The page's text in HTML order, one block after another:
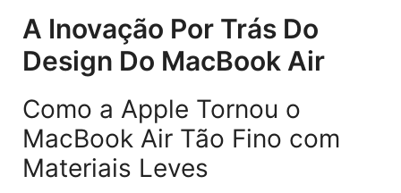
A Inovação Por Trás Do
Design Do MacBook Air
Como a Apple Tornou o
MacBook Air Tão Fino com
Materiais Leves